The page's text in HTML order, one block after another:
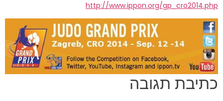
http://www.ippon.org/gp_cro2014.php
כתיבת תגובה